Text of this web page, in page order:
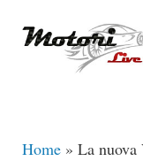
Home » La nuova